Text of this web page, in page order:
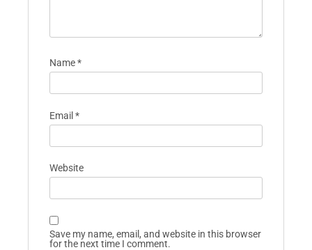
Name*
Email *
Website
Save my name, email, and website in this browser
for the next time I comment.